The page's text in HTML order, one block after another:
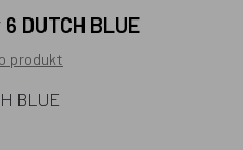
DUTCH BLUE
produkt
BLUE